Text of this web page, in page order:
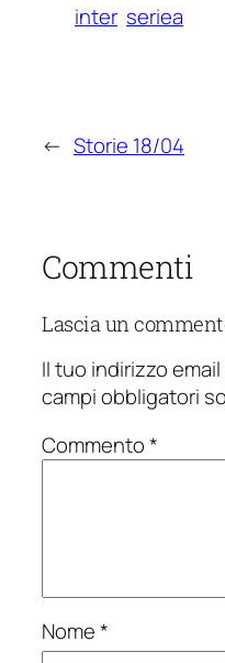
inter seriea
← Storie 18/04
Commenti
Lascia un
Il tuo indirizzo
campi obbligatori
Commento*
Nome*